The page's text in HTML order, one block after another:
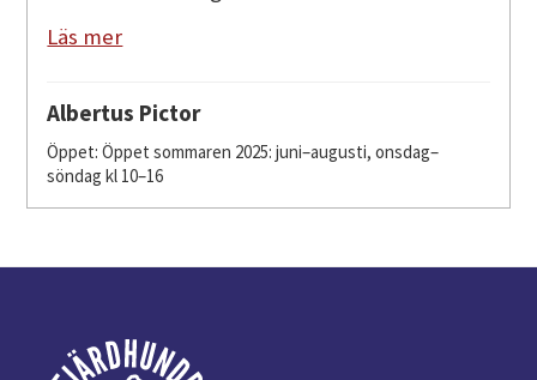
Läs mer
Albertus Pictor
Öppet: Öppet sommaren 2025: juni–augusti, onsdag–
söndag kl 10–16
Footer